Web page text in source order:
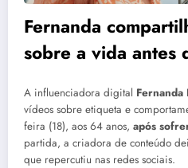
Fernanda
sobre a vida antes
A influenciadora digital Fernanda
vídeos sobre etiqueta e
feira (18), aos 64 anos, após
partida, a criadora de conteúdo
que repercutiu nas redes sociais.